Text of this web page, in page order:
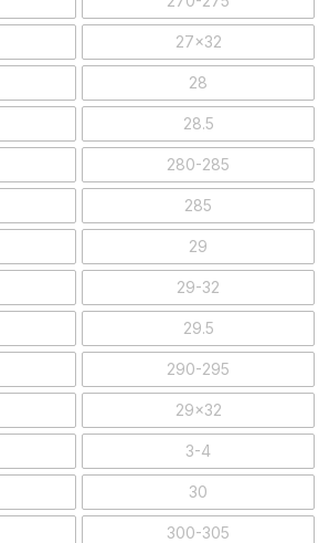
27x32
28
28.5
280-285
285
29
29-32
29.5
290-295
29x32
3-4
30
300-305